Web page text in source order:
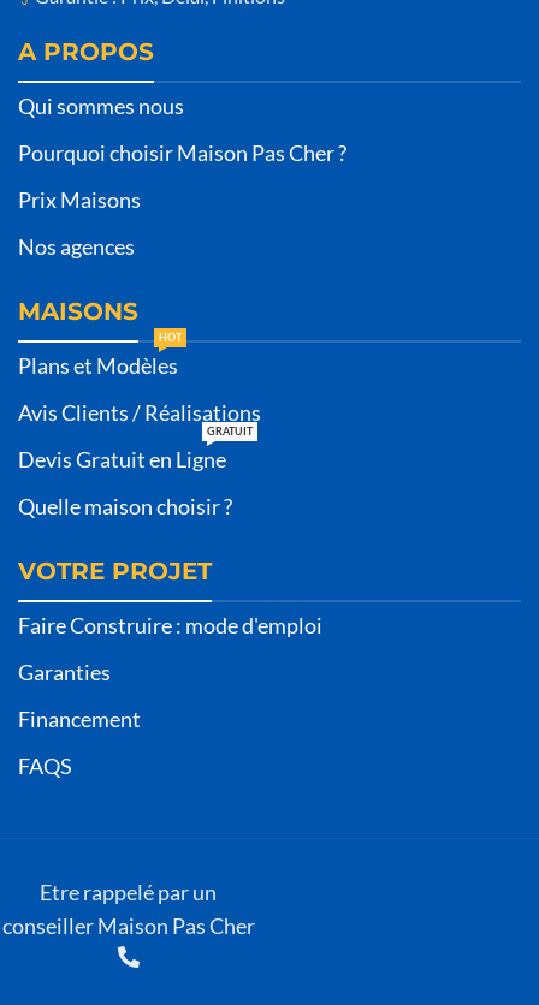
A PROPOS
Qui sommes nous
Pourquoi choisir Maison Pas Cher ?
Prix Maisons
Nos agences
MAISONS
Plans et Modèles
HOT
Avis Clients / Réalisations
Devis Gratuit en Ligne
GRATUIT
Quelle maison choisir ?
VOTRE PROJET
Faire Construire : mode d'emploi
Garanties
Financement
FAQS
Etre rappelé par un
conseiller Maison Pas Cher